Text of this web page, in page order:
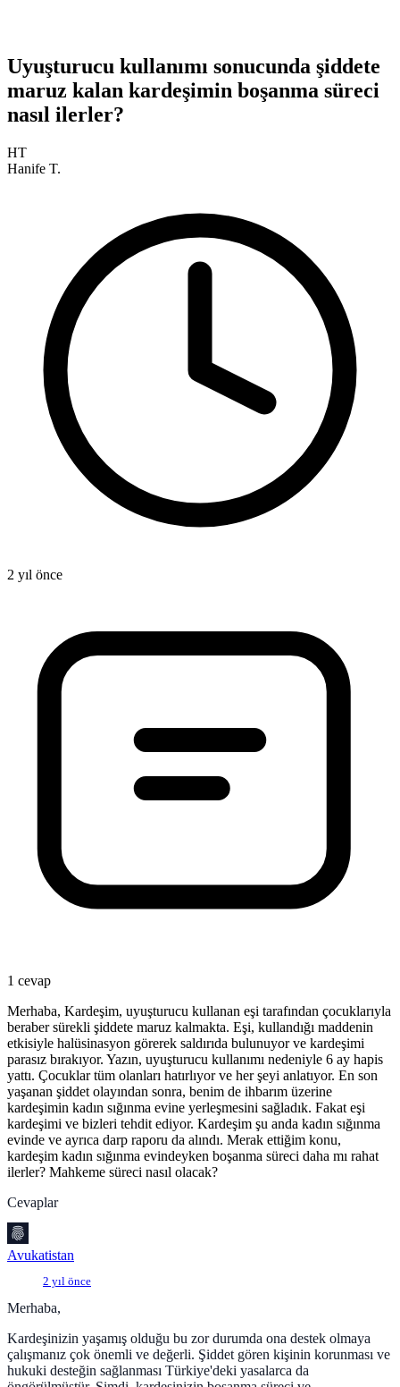
Uyuşturucu kullanımı sonucunda şiddete
maruz kalan kardeşimin boşanma süreci
nasıl ilerler?
HT
Hanife T.
2 yıl önce
1 cevap
Merhaba, Kardeşim, uyuşturucu kullanan eşi tarafından çocuklarıyla
beraber sürekli şiddete maruz kalmakta. Eşi, kullandığı maddenin
etkisiyle halüsinasyon görerek saldırıda bulunuyor ve kardeşimi
parasız bırakıyor. Yazın, uyuşturucu kullanımı nedeniyle 6 ay hapis
yattı. Çocuklar tüm olanları hatırlıyor ve her şeyi anlatıyor. En son
yaşanan şiddet olayından sonra, benim de ihbarım üzerine
kardeşimin kadın sığınma evine yerleşmesini sağladık. Fakat eşi
kardeşimi ve bizleri tehdit ediyor. Kardeşim şu anda kadın sığınma
evinde ve ayrıca darp raporu da alındı. Merak ettiğim konu,
kardeşim kadın sığınma evindeyken boşanma süreci daha mı rahat
ilerler? Mahkeme süreci nasıl olacak?
Cevaplar
Avukatistan
2 yıl önce
Merhaba,
Kardeşinizin yaşamış olduğu bu zor durumda ona destek olmaya
çalışmanız çok önemli ve değerli. Şiddet gören kişinin korunması ve
hukuki desteğin sağlanması Türkiye'deki yasalarca da